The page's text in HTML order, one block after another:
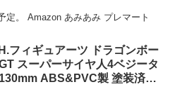
定。 Amazon あみあみ プレマート
フィギュアーツ ドラゴンボー
スーパーサイヤ人4ベジータ
ABS&PVC製 塗装済み